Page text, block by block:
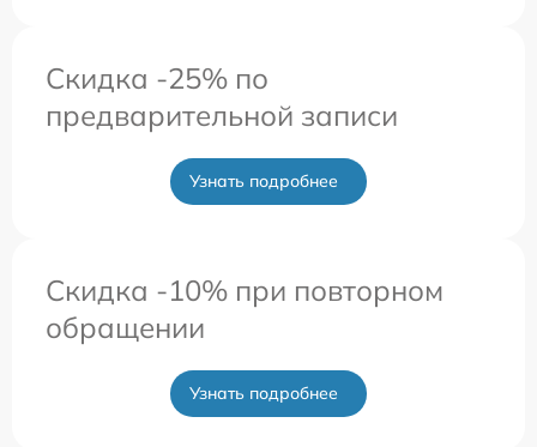
Скидка -25% по
предварительной записи
Узнать подробнее
Скидка -10% при повторном
обращении
Узнать подробнее